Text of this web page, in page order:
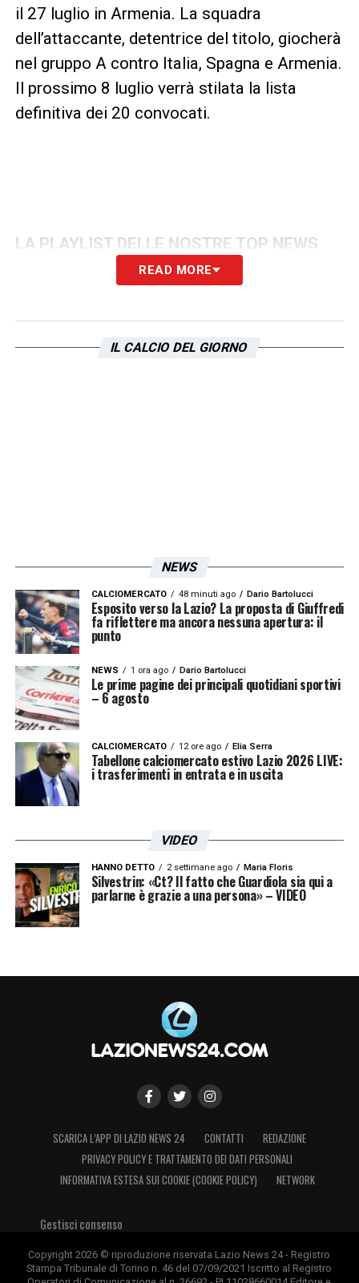
il 27 luglio in Armenia. La squadra
dell’attaccante, detentrice del titolo, giocherà
nel gruppo A contro Italia, Spagna e Armenia.
Il prossimo 8 luglio verrà stilata la lista
definitiva dei 20 convocati.
LA PLAYLIST DELLE NOSTRE TOP NEWS
READ MORE
IL CALCIO DEL GIORNO
NEWS
CALCIOMERCATO 48 minuti ago Dario Bartolucci
Esposito verso la Lazio? La proposta di Giuffredi
fa riflettere ma ancora nessuna apertura: il
punto
NEWS 1 ora ago Dario Bartolucci
Le prime pagine dei principali quotidiani sportivi
– 6 agosto
CALCIOMERCATO 12 ore ago Elia Serra
Tabellone calciomercato estivo Lazio 2026 LIVE:
i trasferimenti in entrata e in uscita
VIDEO
HANNO DETTO 2 settimane ago Maria Floris
Silvestrin: «Ct? Il fatto che Guardiola sia qui a
parlarne è grazie a una persona» – VIDEO
SCARICA L’APP DI LAZIO NEWS 24 CONTATTI
REDAZIONE
PRIVACY POLICY E TRATTAMENTO DEI DATI PERSONALI
INFORMATIVA ESTESA SUI COOKIE (COOKIE POLICY)
NETWORK
Gestisci consenso
Copyright 2026 © riproduzione riservata Lazio News 24 - Registro
Stampa Tribunale di Torino n. 46 del 07/09/2021 Iscritto al Registro